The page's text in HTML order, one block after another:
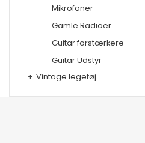
Mikrofoner
Gamle Radioer
Guitar forstærkere
Guitar Udstyr
+ Vintage legetøj